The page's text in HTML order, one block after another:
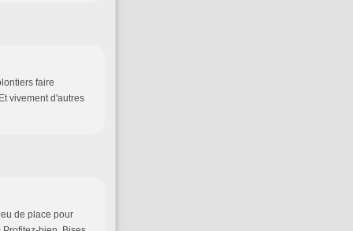
faire
vivement d'autres
de place pour